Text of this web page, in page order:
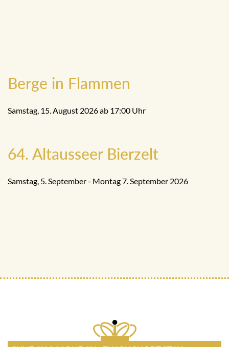
Berge in Flammen
Samstag, 15. August 2026 ab 17:00 Uhr
64. Altausseer Bierzelt
Samstag, 5. September - Montag 7. September 2026